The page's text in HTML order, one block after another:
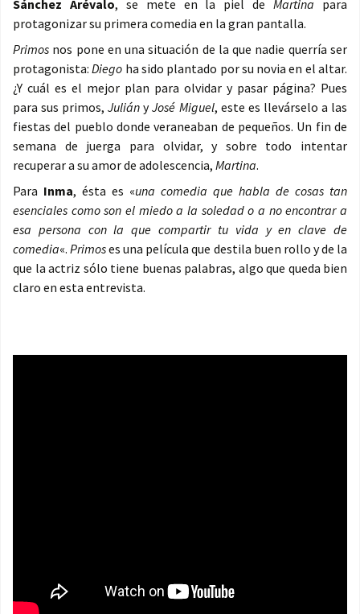
Sánchez Arévalo, se mete en la piel deMartina para
protagonizar su primera comedia en la gran pantalla.
Primos nos pone en una situación de la que nadie querría ser
protagonista:Diego ha sido plantado por su novia en el altar.
¿Y cuál es el mejor plan para olvidar y pasar página? Pues
para sus primos,Julián yJosé Miguel, este es llevárselo a las
fiestas del pueblo donde veraneaban de pequeños. Un fin de
semana de juerga para olvidar, y sobre todo intentar
recuperar a su amor de adolescencia, Martina.
Para Inma, ésta es «una comedia que habla de cosas tan
esenciales como son el miedo a la soledad o a no encontrar a
esa persona con la que compartir tu vida y en clave de
comedia«.Primoses una película que destila buen rollo y de la
que la actriz sólo tiene buenas palabras, algo que queda bien
claro en esta entrevista.